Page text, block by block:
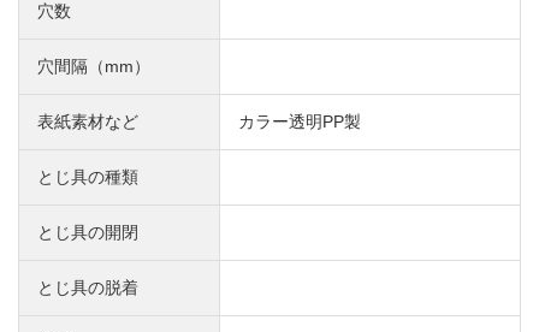
穴数
穴間隔（mm）
表紙素材など カラー透明PP製
とじ具の種類
とじ具の開閉
とじ具の脱着